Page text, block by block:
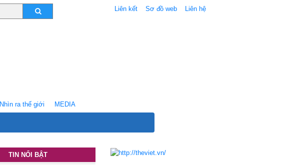
Liên kết Sơ đồ web Liên hệ
Nhìn ra thế giới MEDIA
TIN NỔI BẬT